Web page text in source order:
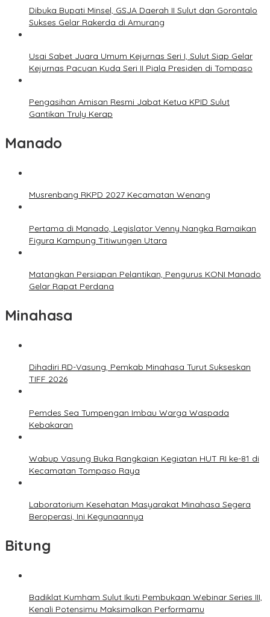
Dibuka Bupati Minsel, GSJA Daerah II Sulut dan Gorontalo
Sukses Gelar Rakerda di Amurang
Usai Sabet Juara Umum Kejurnas Seri I, Sulut Siap Gelar
Kejurnas Pacuan Kuda Seri II Piala Presiden di Tompaso
Pengasihan Amisan Resmi Jabat Ketua KPID Sulut
Gantikan Truly Kerap
Manado
Musrenbang RKPD 2027 Kecamatan Wenang
Pertama di Manado, Legislator Venny Nangka Ramaikan
Figura Kampung Titiwungen Utara
Matangkan Persiapan Pelantikan, Pengurus KONI Manado
Gelar Rapat Perdana
Minahasa
Dihadiri RD-Vasung, Pemkab Minahasa Turut Sukseskan
TIFF 2026
Pemdes Sea Tumpengan Imbau Warga Waspada
Kebakaran
Wabup Vasung Buka Rangkaian Kegiatan HUT RI ke-81 di
Kecamatan Tompaso Raya
Laboratorium Kesehatan Masyarakat Minahasa Segera
Beroperasi, Ini Kegunaannya
Bitung
Badiklat Kumham Sulut Ikuti Pembukaan Webinar Series III,
Kenali Potensimu Maksimalkan Performamu